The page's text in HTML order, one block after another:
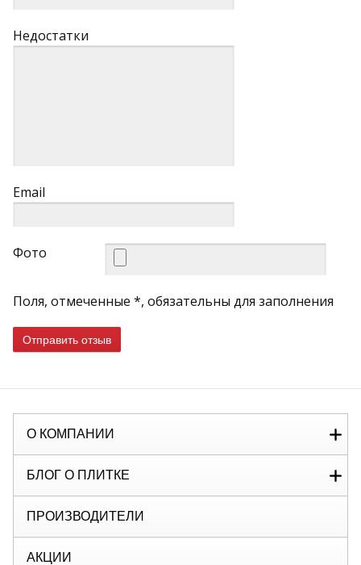
Недостатки
Email
Фото
Поля, отмеченные *, обязательны для заполнения
Отправить отзыв
О КОМПАНИИ
БЛОГ О ПЛИТКЕ
ПРОИЗВОДИТЕЛИ
АКЦИИ